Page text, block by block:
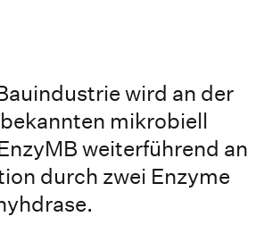
wird an der
mikrobiell
weiterführend an
durch zwei Enzyme